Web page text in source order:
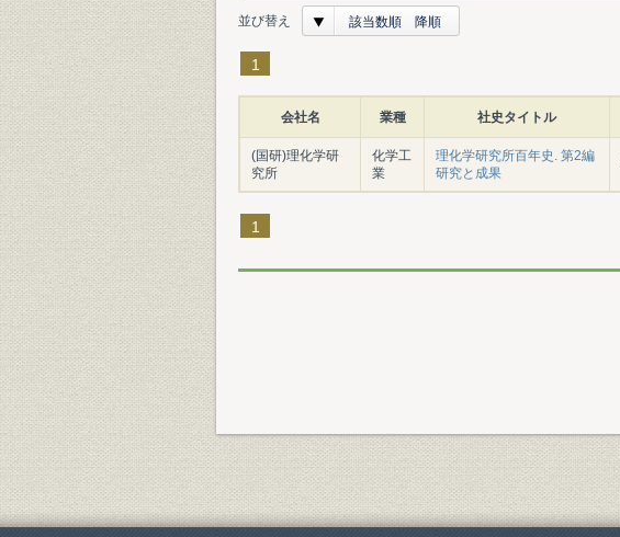
並び替え 該当数順 降順
1
会社名 業種 社史タイトル
(国研)理化学研
究所
化学工
業
理化学研究所百年史. 第2編
研究と成果
1